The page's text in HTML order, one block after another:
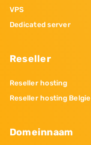
VPS
Dedicated server
Reseller
Reseller hosting
Reseller hosting Belgie
Domeinnaam